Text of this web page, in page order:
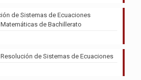
de Sistemas de Ecuaciones
de Bachillerato
de Sistemas de Ecuaciones